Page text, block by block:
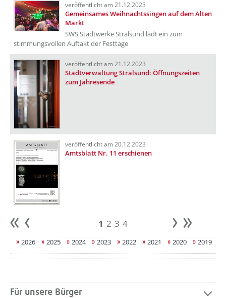
veröffentlicht am 21.12.2023
Gemeinsames Weihnachtssingen auf dem Alten
Markt
SWS Stadtwerke Stralsund lädt ein zum
stimmungsvollen Auftakt der Festtage
veröffentlicht am 21.12.2023
Stadtverwaltung Stralsund: Öffnungszeiten
zum Jahresende
veröffentlicht am 20.12.2023
Amtsblatt Nr. 11 erschienen
Anfang 1 2 3 4 weiter
2026 2025 2024 2023 2022 2021 2020 2019
Für unsere Bürger